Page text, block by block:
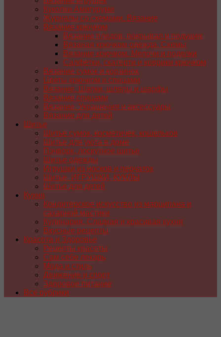
Куколки Амигуруми
Журналы со схемами. Вязание
Вязание крючком
Вязание пледов, покрывал и подушек
Вязаная крючком одежда. Схемы
Вязание крючком. Мелочи и поделки
Салфетки, скатерти и коврики крючком
Вязание сумок и корзинок
Цветы крючком и спицами
Вязание. Шапки, шляпы и шарфы
Вязание спицами
Вязание. Украшения и аксессуары
Вязание для детей
Шитье
Шитье сумок, косметичек, кошельков
Шитье для уюта в доме
Пэчворк, лоскутное шитье
Шитье одежды
Игрушки из носков и перчаток
Шитье. ИГРУШКИ, КУКЛЫ
Шитье для детей
Кухня
Кондитерское искусство из марципана и
сахарной мастики
Кулинария. Сладкая и красивая кухня
Вкусные рецепты
Красота и Здоровье
Рецепты красоты
Сам себе лекарь
Мода и стиль
Движение и спорт
Здоровое питание
Все рубрики